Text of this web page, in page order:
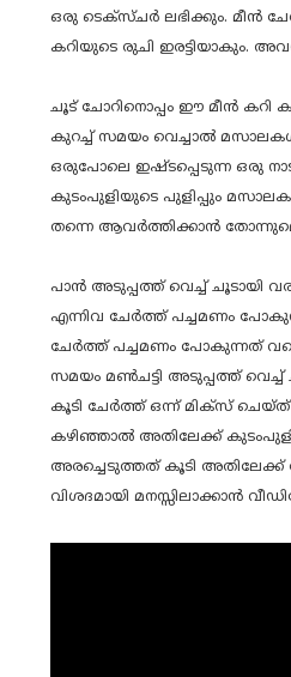
ഒരു ടെക്സ്ചർ ലഭിക്കും. മീൻ
കറിയുടെ രുചി ഇരട്ടിയാകും.
ചൂട് ചോറിനൊപ്പം ഈ മീൻ കറി
കുറച്ച് സമയം വെച്ചാൽ
ഒരുപോലെ ഇഷ്ടപ്പെടുന്ന ഒരു
കുടംപുളിയുടെ പുളിപ്പും
തന്നെ ആവർത്തിക്കാൻ
പാൻ അടുപ്പത്ത് വെച്ച് ചൂടായി
എന്നിവ ചേർത്ത് പച്ചമണം
ചേർത്ത് പച്ചമണം പോകുന്നത്
സമയം മൺചട്ടി അടുപ്പത്ത്
കൂടി ചേർത്ത് ഒന്ന് മിക്സ്
കഴിഞ്ഞാൽ അതിലേക്ക് കുടംപുളി
അരച്ചെടുത്തത് കൂടി അതിലേക്ക്
വിശദമായി മനസ്സിലാക്കാൻ